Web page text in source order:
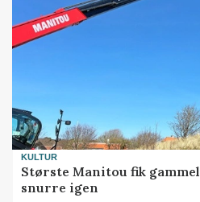
KULTUR
Største Manitou fik
snurre igen